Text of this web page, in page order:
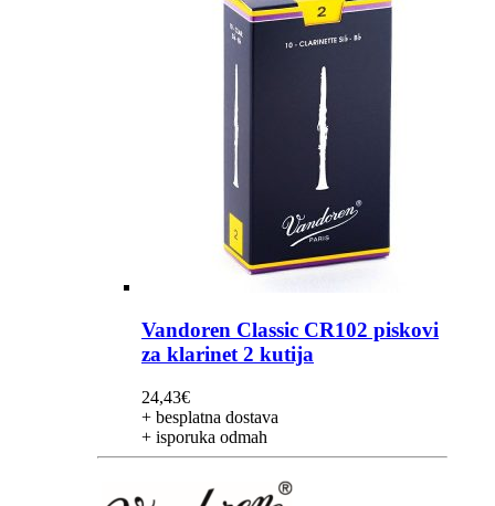
Vandoren Classic CR102 piskovi
za klarinet 2 kutija
24,43€
+ besplatna dostava
+ isporuka odmah